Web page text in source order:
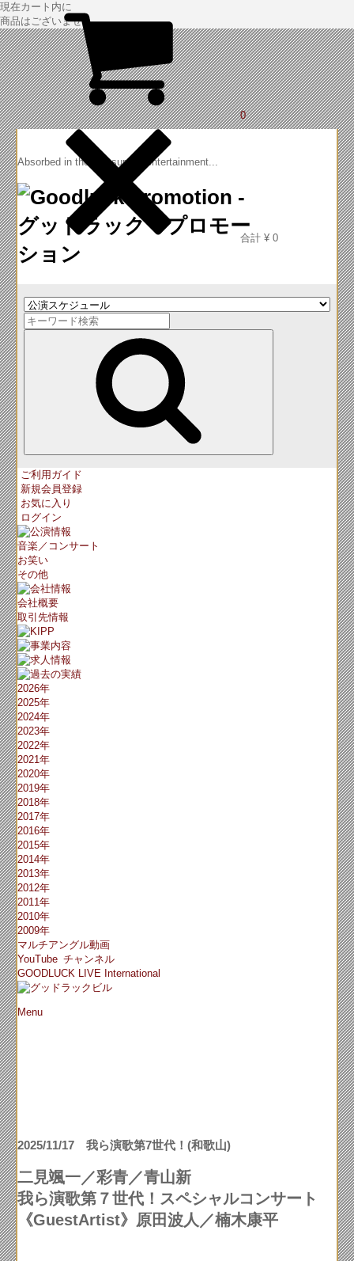
Absorbed in the pleasure of entertainment...
0
合計 ¥ 0
現在カート内に
商品はございません。
ご利用ガイド
新規会員登録
お気に入り
ログイン
音楽／コンサート
お笑い
その他
会社概要
取引先情報
2026年
2025年
2024年
2023年
2022年
2021年
2020年
2019年
2018年
2017年
2016年
2015年
2014年
2013年
2012年
2011年
2010年
2009年
マルチアングル動画
YouTube チャンネル
GOODLUCK LIVE International
Menu
2025/11/17 我ら演歌第7世代！(和歌山)
二見颯一／彩青／青山新
我ら演歌第７世代！スペシャルコンサート
《GuestArtist》原田波人／楠木康平